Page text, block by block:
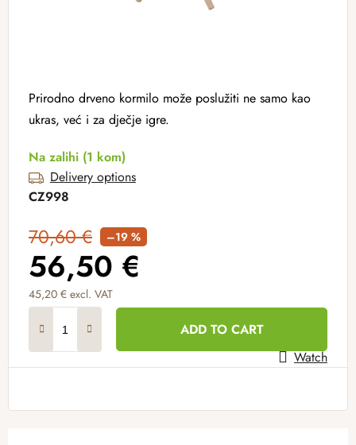
Prirodno drveno kormilo može poslužiti ne samo kao
ukras, već i za dječje igre.
Na zalihi (1 kom)
Delivery options
CZ998
70,60 € –19 %
56,50 €
45,20 € excl. VAT
ADD TO CART
Watch